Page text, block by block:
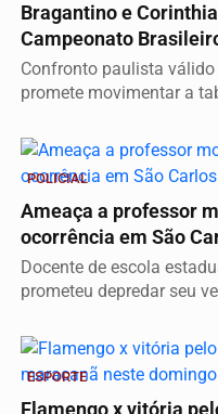
Bragantino e
Campeonato
Confronto paulista
promete movimentar a
POLICIAL
Ameaça a professor
ocorrência em São
Docente de escola
prometeu depredar seu
ESPORTE
Flamengo x vitória